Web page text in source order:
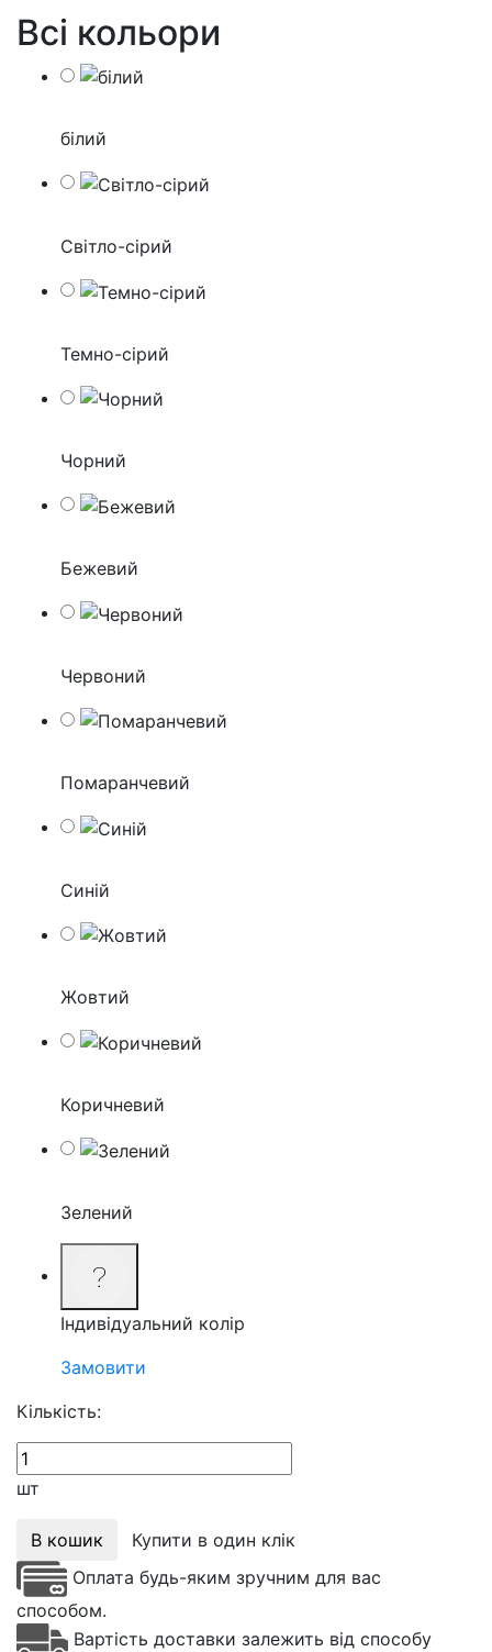
Всі кольори
білий
Світло-сірий
Темно-сірий
Чорний
Бежевий
Червоний
Помаранчевий
Синій
Жовтий
Коричневий
Зелений
Індивідуальний колір
Замовити
Кількість:
шт
В кошик
Купити в один клік
Оплата будь-яким зручним для вас
способом.
Вартість доставки залежить від способу